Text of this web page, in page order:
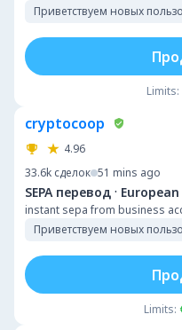
Приветствуем новых
Limits:
cryptocoop
4.96
33.6k сделок 51 mins ago
SEPA перевод ·
instant sepa from business
Приветствуем новых
Limits: